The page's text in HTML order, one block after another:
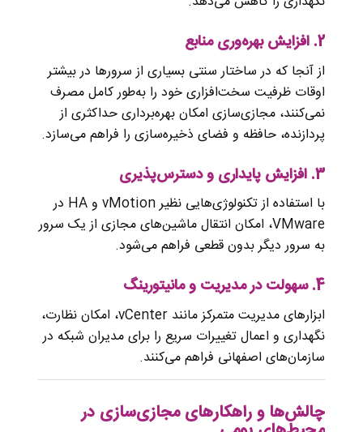
2. افزایش بهره‌وری منابع
از آنجا که در ساختار سنتی بسیاری از سرورها در بیشتر
اوقات ظرفیت سخت‌افزاری خود را به‌طور کامل مصرف
نمی‌کنند، مجازی‌سازی امکان بهره‌برداری حداکثری از
پردازنده، حافظه و فضای ذخیره‌سازی را فراهم می‌سازد.
3. افزایش پایداری و دسترس‌پذیری
با استفاده از تکنولوژی‌هایی نظیر vMotion و HA در
VMware، امکان انتقال ماشین‌های مجازی از یک سرور
به سرور دیگر بدون قطعی فراهم می‌شود.
4. سهولت در مدیریت و مانیتورینگ
ابزارهای مدیریت متمرکز مانند vCenter، امکان نظارت،
نگهداری و اعمال تغییرات سریع را برای مدیران شبکه در
سازمان‌های اصفهانی فراهم می‌کنند.
چالش‌ها و راهکارهای مجازی‌سازی در